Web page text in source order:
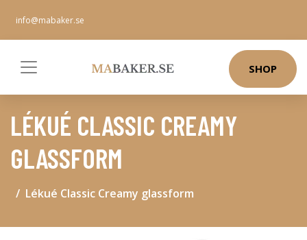
info@mabaker.se
SHOP
LÉKUÉ CLASSIC CREAMY
GLASSFORM
Lékué Classic Creamy glassform